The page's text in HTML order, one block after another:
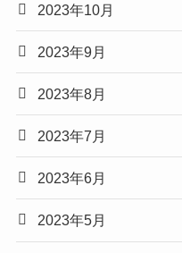
2023年10月
2023年9月
2023年8月
2023年7月
2023年6月
2023年5月